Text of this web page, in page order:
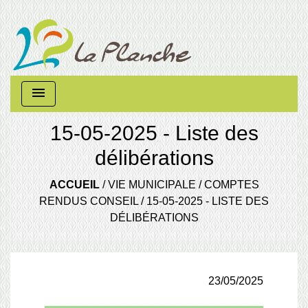
menu
15-05-2025 - Liste des
délibérations
ACCUEIL/VIE MUNICIPALE/COMPTES
RENDUS CONSEIL/15-05-2025 - LISTE DES
DÉLIBÉRATIONS
23/05/2025